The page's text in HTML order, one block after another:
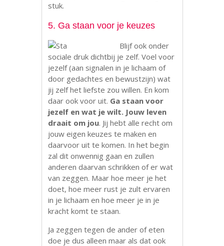
stuk.
5. Ga staan voor je keuzes
Blijf ook onder
sociale druk dichtbij je zelf. Voel voor
jezelf (aan signalen in je lichaam of
door gedachtes en bewustzijn) wat
jij zelf het liefste zou willen. En kom
daar ook voor uit. Ga staan voor
jezelf en wat je wilt. Jouw leven
draait om jou. Jij hebt alle recht om
jouw eigen keuzes te maken en
daarvoor uit te komen. In het begin
zal dit onwennig gaan en zullen
anderen daarvan schrikken of er wat
van zeggen. Maar hoe meer je het
doet, hoe meer rust je zult ervaren
in je lichaam en hoe meer je in je
kracht komt te staan.
Ja zeggen tegen de ander of eten
doe je dus alleen maar als dat ook